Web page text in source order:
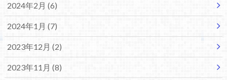
2024年2月 (6)
2024年1月 (7)
2023年12月 (2)
2023年11月 (8)